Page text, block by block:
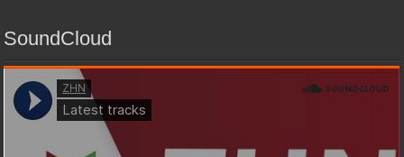
SoundCloud